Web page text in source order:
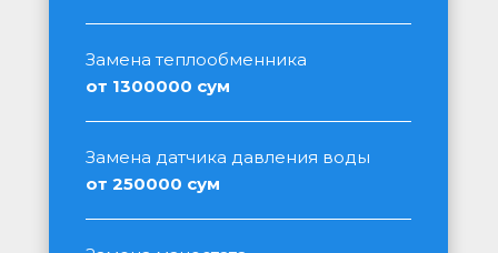
Замена теплообменника
от 1300000 сум
Замена датчика давления воды
от 250000 сум